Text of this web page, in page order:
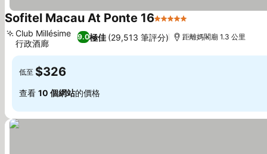
Sofitel Macau At Ponte 165 星級
9.0極佳 (29,513 筆評分)
Club Millésime
行政酒廊
距離媽閣廟 1.3 公里
低至 $326
查看 10 個網站的價格